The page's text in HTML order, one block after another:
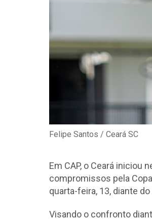
Felipe Santos / Ceará SC
Em CAP, o Ceará iniciou
compromissos pela
quarta-feira, 13, diante
Visando o confronto